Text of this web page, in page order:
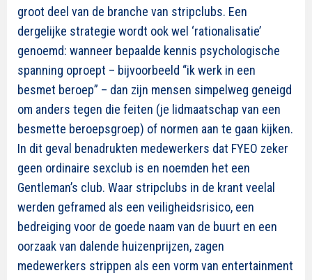
groot deel van de branche van stripclubs. Een
dergelijke strategie wordt ook wel ‘rationalisatie’
genoemd: wanneer bepaalde kennis psychologische
spanning oproept – bijvoorbeeld “ik werk in een
besmet beroep” – dan zijn mensen simpelweg geneigd
om anders tegen die feiten (je lidmaatschap van een
besmette beroepsgroep) of normen aan te gaan kijken.
In dit geval benadrukten medewerkers dat FYEO zeker
geen ordinaire sexclub is en noemden het een
Gentleman’s club. Waar stripclubs in de krant veelal
werden geframed als een veiligheidsrisico, een
bedreiging voor de goede naam van de buurt en een
oorzaak van dalende huizenprijzen, zagen
medewerkers strippen als een vorm van entertainment